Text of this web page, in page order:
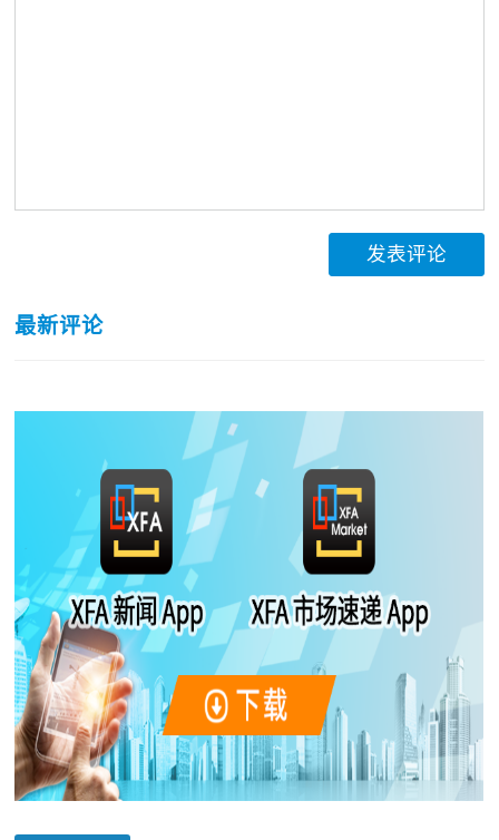
发表评论
最新评论